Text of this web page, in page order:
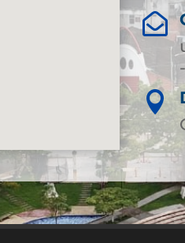

